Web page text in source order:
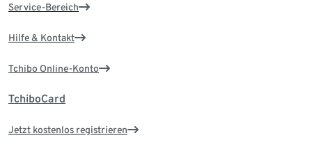
Service-Bereich
Hilfe & Kontakt
Tchibo Online-Konto
TchiboCard
Jetzt kostenlos registrieren